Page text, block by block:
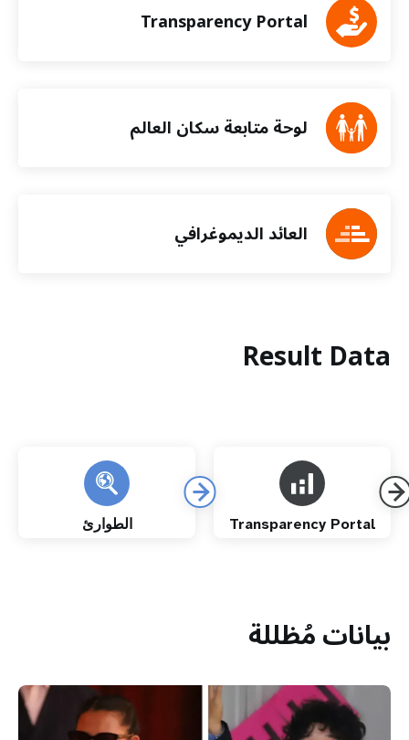
Transparency Portal
لوحة متابعة سكان العالم
العائد الديموغرافي
Result Data
Transparency Portal الطوارئ
بيانات مُظللة